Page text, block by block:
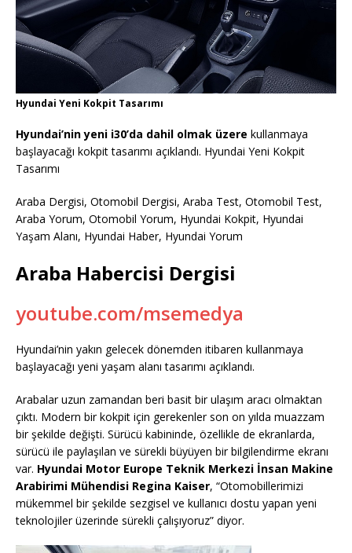
Hyundai Yeni Kokpit Tasarımı
Hyundai’nin yeni i30’da dahil olmak üzere kullanmaya
başlayacağı kokpit tasarımı açıklandı. Hyundai Yeni Kokpit
Tasarımı
Araba Dergisi, Otomobil Dergisi, Araba Test, Otomobil Test,
Araba Yorum, Otomobil Yorum, Hyundai Kokpit, Hyundai
Yaşam Alanı, Hyundai Haber, Hyundai Yorum
Araba Habercisi Dergisi
youtube.com/msemedya
Hyundai’nin yakın gelecek dönemden itibaren kullanmaya
başlayacağı yeni yaşam alanı tasarımı açıklandı.
Arabalar uzun zamandan beri basit bir ulaşım aracı olmaktan
çıktı. Modern bir kokpit için gerekenler son on yılda muazzam
bir şekilde değişti. Sürücü kabininde, özellikle de ekranlarda,
sürücü ile paylaşılan ve sürekli büyüyen bir bilgilendirme ekranı
var. Hyundai Motor Europe Teknik Merkezi İnsan Makine
Arabirimi Mühendisi Regina Kaiser, “Otomobillerimizi
mükemmel bir şekilde sezgisel ve kullanıcı dostu yapan yeni
teknolojiler üzerinde sürekli çalışıyoruz” diyor.